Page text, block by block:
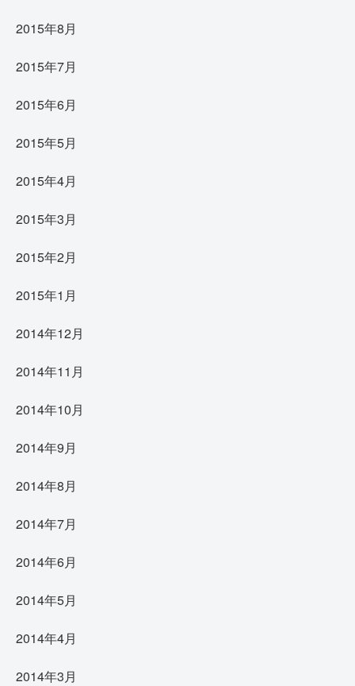
2015年8月
2015年7月
2015年6月
2015年5月
2015年4月
2015年3月
2015年2月
2015年1月
2014年12月
2014年11月
2014年10月
2014年9月
2014年8月
2014年7月
2014年6月
2014年5月
2014年4月
2014年3月